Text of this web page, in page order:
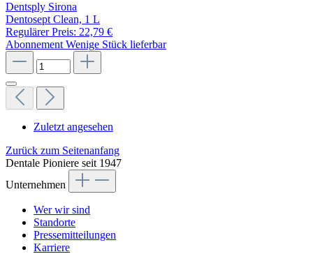
Dentsply Sirona
Dentosept Clean, 1 L
Regulärer Preis: 22,79 €
AbonnementWenige Stück lieferbar
Zuletzt angesehen
Zurück zum Seitenanfang
Dentale Pioniere seit 1947
Unternehmen
Wer wir sind
Standorte
Pressemitteilungen
Karriere